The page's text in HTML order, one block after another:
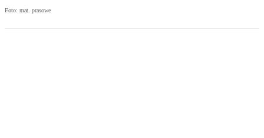
Foto: mat. prasowe